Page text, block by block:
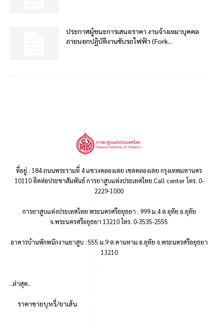
ประกาศผู้ชนะการเสนอราคา งานจ้างเหมาบุคคล
ภายนอกปฏิบัติงานขับรถไฟฟ้า (Fork...
ที่อยู่ : 184 ถนนพระรามที่ 4 แขวงคลองเตย เขตคลองเตย กรุงเทพมหานคร
10110 ติดต่อประชาสัมพันธ์ การยาสูบแห่งประเทศไทย Call center โทร. 0-
2229-1000
การยาสูบแห่งประเทศไทย พระนครศรีอยุธยา : 999 ม.4 ต.อุทัย อ.อุทัย
จ.พระนครศรีอยุธยา 13210 โทร. 0-3535-2555
อาคารบ้านพักพนักงานยาสูบ : 555 ม.9 ต.คานหาม อ.อุทัย จ.พระนครศรีอยุธยา
13210
..ล่าสุด..
ราคาขายบุหรี่/ยาเส้น